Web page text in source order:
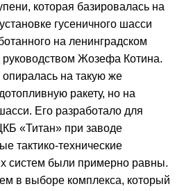
которая базировалась на
гусеничного шасси
на ленинградском
руководством Жозефа Котина.
на такую же
ракету, но на
Его разработало для
«Титан» при заводе
тактико‑технические
систем были примерно равны.
в выборе комплекса, который